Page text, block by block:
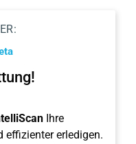
Ihre
effizienter erledigen.